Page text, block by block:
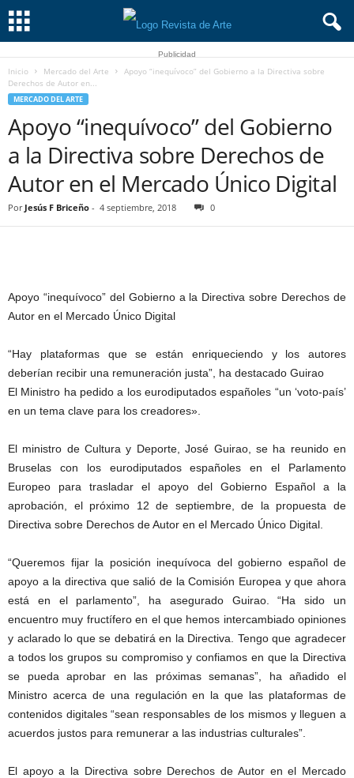
Publicidad
Inicio Mercado del Arte
Apoyo “inequívoco” del Gobierno a la Directiva sobre
Derechos de Autor en...
MERCADO DEL ARTE
Apoyo “inequívoco” del Gobierno
a la Directiva sobre Derechos de
Autor en el Mercado Único Digital
Por Jesús F Briceño - 4 septiembre, 2018 0
Apoyo “inequívoco” del Gobierno a la Directiva sobre Derechos de
Autor en el Mercado Único Digital
“Hay plataformas que se están enriqueciendo y los autores
deberían recibir una remuneración justa”, ha destacado Guirao
El Ministro ha pedido a los eurodiputados españoles “un ‘voto-país’
en un tema clave para los creadores».
El ministro de Cultura y Deporte, José Guirao, se ha reunido en
Bruselas con los eurodiputados españoles en el Parlamento
Europeo para trasladar el apoyo del Gobierno Español a la
aprobación, el próximo 12 de septiembre, de la propuesta de
Directiva sobre Derechos de Autor en el Mercado Único Digital.
“Queremos fijar la posición inequívoca del gobierno español de
apoyo a la directiva que salió de la Comisión Europea y que ahora
está en el parlamento”, ha asegurado Guirao. “Ha sido un
encuentro muy fructífero en el que hemos intercambiado opiniones
y aclarado lo que se debatirá en la Directiva. Tengo que agradecer
a todos los grupos su compromiso y confiamos en que la Directiva
se pueda aprobar en las próximas semanas”, ha añadido el
Ministro acerca de una regulación en la que las plataformas de
contenidos digitales “sean responsables de los mismos y lleguen a
acuerdos justos para remunerar a las industrias culturales”.
El apoyo a la Directiva sobre Derechos de Autor en el Mercado